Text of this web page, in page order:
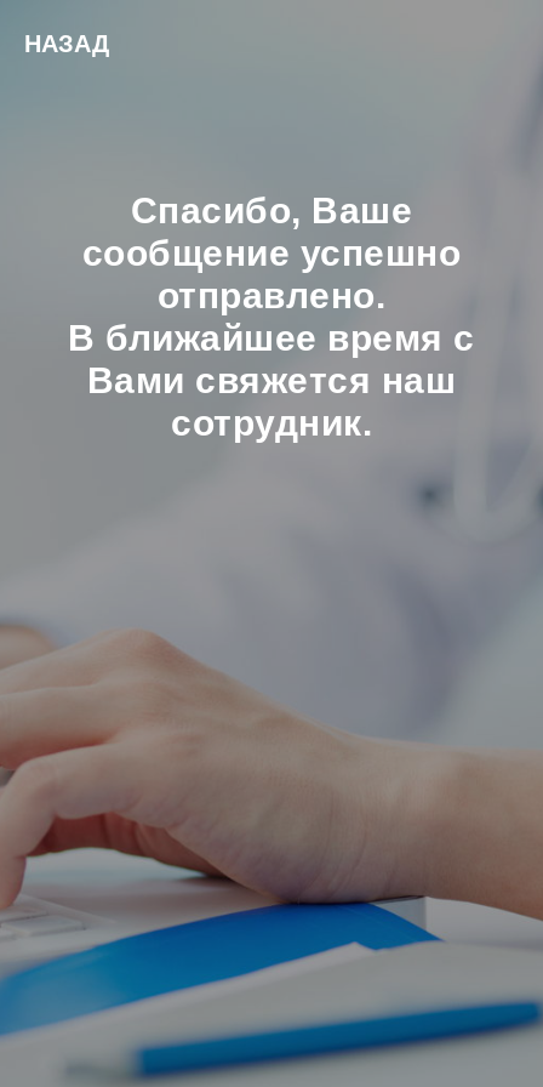
НАЗАД
Спасибо, Ваше
сообщение успешно
отправлено.
В ближайшее время с
Вами свяжется наш
сотрудник.